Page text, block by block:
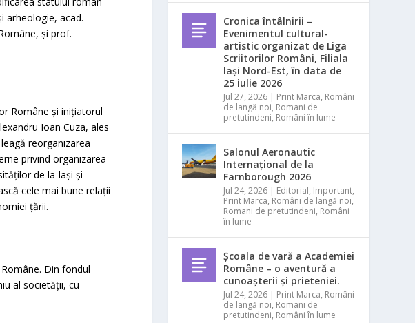
arheologie, acad.
și prof.
Române și inițiatorul
Ioan Cuza, ales
reorganizarea
privind organizarea
de la Iași și
cele mai bune relații
țării.
Din fondul
al societății, cu
Cronica întâlnirii –
Evenimentul cultural-
artistic organizat de Liga
Scriitorilor Români, Filiala
Iași Nord-Est, în data de
25 iulie 2026
Jul 27, 2026 | Print Marca, Români
de langă noi, Romani de
pretutindeni, Români în lume
Salonul Aeronautic
Internațional de la
Farnborough 2026
Jul 24, 2026 | Editorial, Important,
Print Marca, Români de langă noi,
Romani de pretutindeni, Români
în lume
Școala de vară a Academiei
Române – o aventură a
cunoașterii și prieteniei.
Jul 24, 2026 | Print Marca, Români
de langă noi, Romani de
pretutindeni, Români în lume